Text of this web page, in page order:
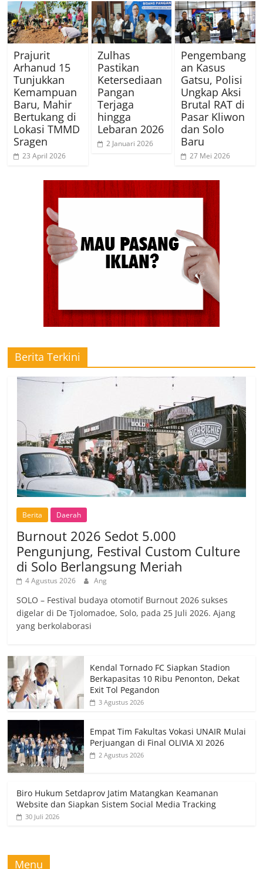
Prajurit
Arhanud 15
Tunjukkan
Kemampuan
Baru, Mahir
Bertukang di
Lokasi TMMD
Sragen
23 April 2026
Zulhas
Pastikan
Ketersediaan
Pangan
Terjaga
hingga
Lebaran 2026
2 Januari 2026
Pengembang
an Kasus
Gatsu, Polisi
Ungkap Aksi
Brutal RAT di
Pasar Kliwon
dan Solo
Baru
27 Mei 2026
Berita Terkini
Berita Daerah
Burnout 2026 Sedot 5.000
Pengunjung, Festival Custom Culture
di Solo Berlangsung Meriah
4 Agustus 2026 Ang
SOLO – Festival budaya otomotif Burnout 2026 sukses
digelar di De Tjolomadoe, Solo, pada 25 Juli 2026. Ajang
yang berkolaborasi
Kendal Tornado FC Siapkan Stadion
Berkapasitas 10 Ribu Penonton, Dekat
Exit Tol Pegandon
3 Agustus 2026
Empat Tim Fakultas Vokasi UNAIR Mulai
Perjuangan di Final OLIVIA XI 2026
2 Agustus 2026
Biro Hukum Setdaprov Jatim Matangkan Keamanan
Website dan Siapkan Sistem Social Media Tracking
30 Juli 2026
Menu